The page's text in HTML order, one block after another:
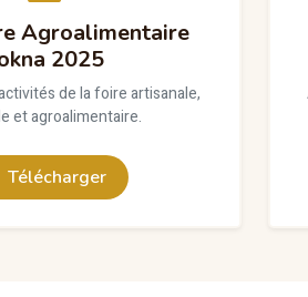
Agroalimentaire
2025
de la foire artisanale,
et agroalimentaire.
Télécharger